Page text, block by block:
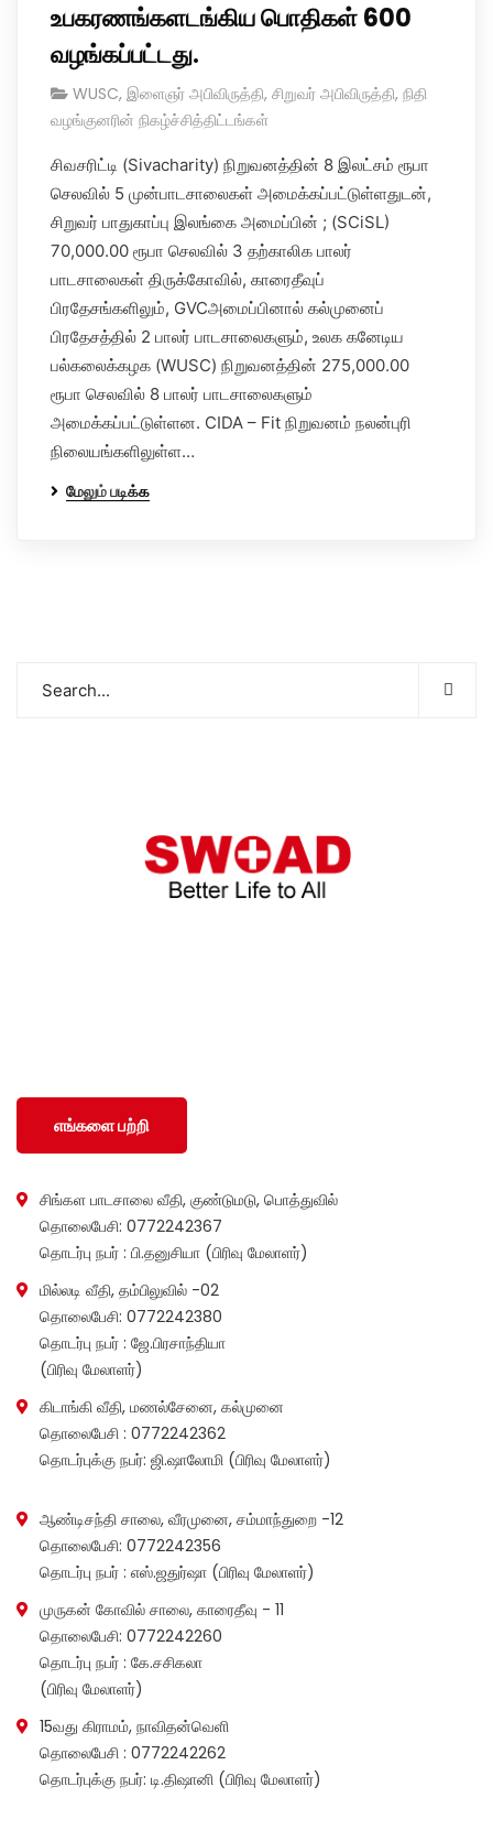
உபகரணங்களடங்கிய பொதிகள் 600
வழங்கப்பட்டது.
WUSC, இளைஞர் அபிவிருத்தி, சிறுவர் அபிவிருத்தி, நிதி
வழங்குனரின் நிகழ்ச்சித்திட்டங்கள்
சிவசரிட்டி (Sivacharity) நிறுவனத்தின் 8 இலட்சம் ரூபா
செலவில் 5 முன்பாடசாலைகள் அமைக்கப்பட்டுள்ளதுடன்,
சிறுவர் பாதுகாப்பு இலங்கை அமைப்பின் ; (SCiSL)
70,000.00 ரூபா செலவில் 3 தற்காலிக பாலர்
பாடசாலைகள் திருக்கோவில், காரைதீவுப்
பிரதேசங்களிலும், GVCஅமைப்பினால் கல்முனைப்
பிரதேசத்தில் 2 பாலர் பாடசாலைகளும், உலக கனேடிய
பல்கலைக்கழக (WUSC) நிறுவனத்தின் 275,000.00
ரூபா செலவில் 8 பாலர் பாடசாலைகளும்
அமைக்கப்பட்டுள்ளன. CIDA – Fit நிறுவனம் நலன்புரி
நிலையங்களிலுள்ள…
மேலும் படிக்க
எங்களை பற்றி
சிங்கள பாடசாலை வீதி, குண்டுமடு, பொத்துவில்
தொலைபேசி: 0772242367
தொடர்பு நபர் : பி.தனுசியா (பிரிவு மேலாளர்)
மில்லடி வீதி, தம்பிலுவில் -02
தொலைபேசி: 0772242380
தொடர்பு நபர் : ஜே.பிரசாந்தியா
(பிரிவு மேலாளர்)
கிடாங்கி வீதி, மணல்சேனை, கல்முனை
தொலைபேசி : 0772242362
தொடர்புக்கு நபர்: ஜி.ஷாலோமி (பிரிவு மேலாளர்)
ஆண்டிசந்தி சாலை, வீரமுனை, சம்மாந்துறை -12
தொலைபேசி: 0772242356
தொடர்பு நபர் : எஸ்.ஜதுர்ஷா (பிரிவு மேலாளர்)
முருகன் கோவில் சாலை, காரைதீவு - 11
தொலைபேசி: 0772242260
தொடர்பு நபர் : கே.சசிகலா
(பிரிவு மேலாளர்)
15வது கிராமம், நாவிதன்வெளி
தொலைபேசி : 0772242262
தொடர்புக்கு நபர்: டி.திஷானி (பிரிவு மேலாளர்)